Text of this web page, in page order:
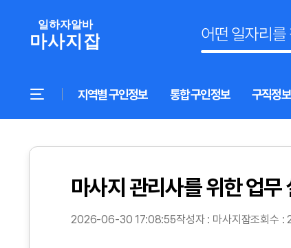
지역별 구인정보 통합 구인정보 구직정보
마사지 관리사를 위한 업
2026-06-30 17:08:55작성자 : 마사지잡조회수 :